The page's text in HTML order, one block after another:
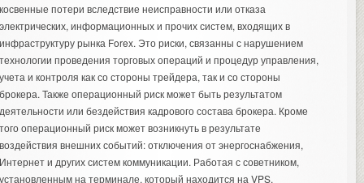
потери вследствие неисправности или отказа
информационных и прочих систем, входящих в
рынка Forex. Это риски, связанны с нарушением
проведения торговых операций и процедур управления,
и контроля как со стороны трейдера, так и со стороны
Также операционный риск может быть результатом
или бездействия кадрового состава брокера. Кроме
операционный риск может возникнуть в результате
внешних событий: отключения от энергоснабжения,
и других систем коммуникации. Работая с советником,
на терминале, который находится на VPS,